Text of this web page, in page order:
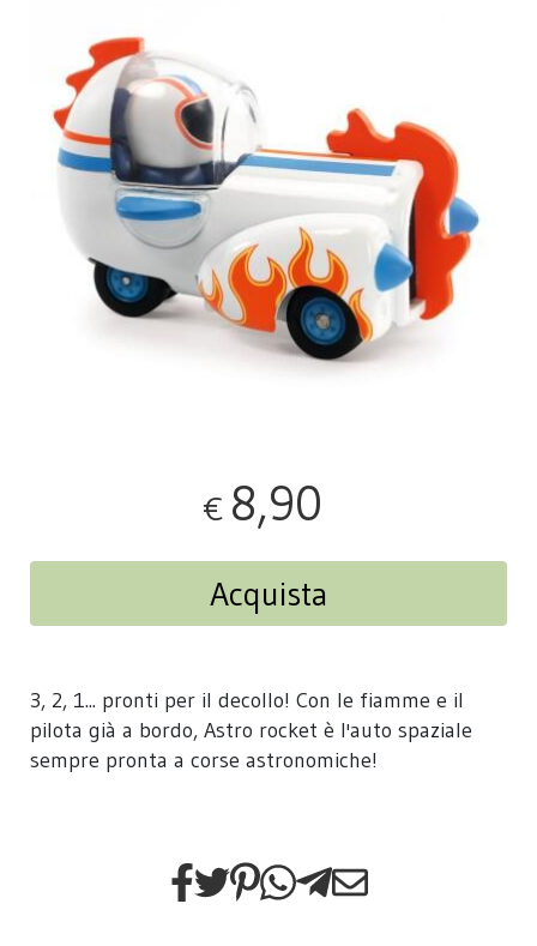
€ 8,90
Acquista
3, 2, 1... pronti per il decollo! Con le fiamme e il
pilota già a bordo, Astro rocket è l'auto spaziale
sempre pronta a corse astronomiche!